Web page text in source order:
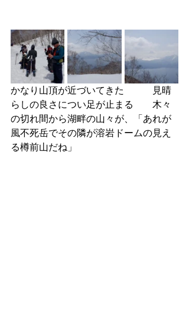
かなり山頂が近づいてきた　　　見晴
らしの良さについ足が止まる　　木々
の切れ間から湖畔の山々が、「あれが
風不死岳でその隣が溶岩ドームの見え
る樽前山だね」